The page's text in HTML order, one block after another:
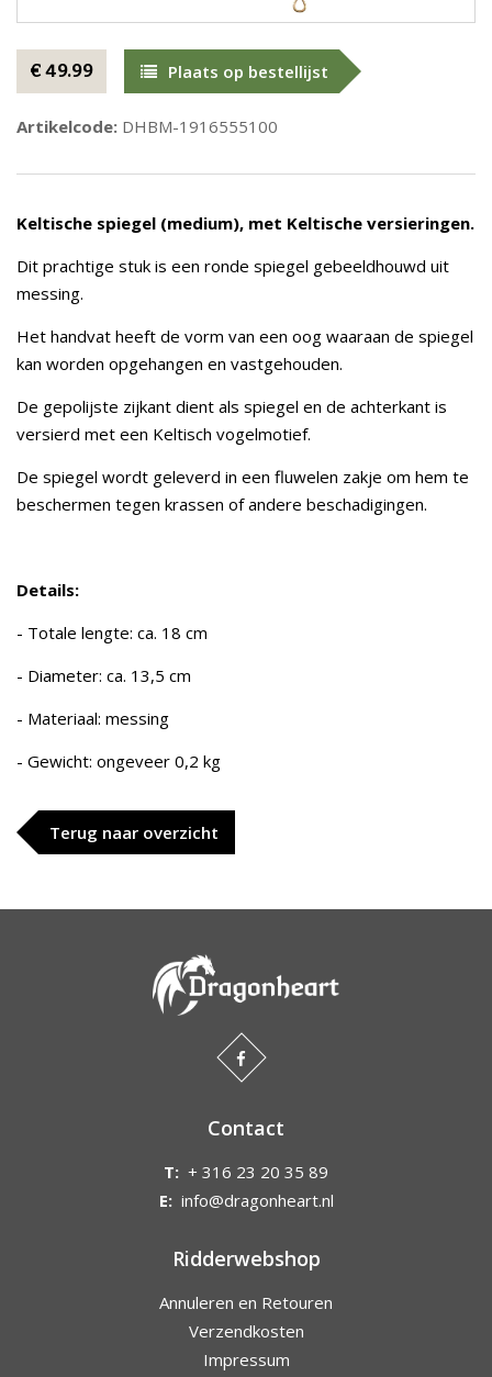
€ 49.99 Plaats op bestellijst
Artikelcode: DHBM-1916555100
Keltische spiegel (medium), met Keltische versieringen.
Dit prachtige stuk is een ronde spiegel gebeeldhouwd uit
messing.
Het handvat heeft de vorm van een oog waaraan de spiegel
kan worden opgehangen en vastgehouden.
De gepolijste zijkant dient als spiegel en de achterkant is
versierd met een Keltisch vogelmotief.
De spiegel wordt geleverd in een fluwelen zakje om hem te
beschermen tegen krassen of andere beschadigingen.
Details:
- Totale lengte: ca. 18 cm
- Diameter: ca. 13,5 cm
- Materiaal: messing
- Gewicht: ongeveer 0,2 kg
Terug naar overzicht
Contact
T: + 316 23 20 35 89
E: info@dragonheart.nl
Ridderwebshop
Annuleren en Retouren
Verzendkosten
Impressum